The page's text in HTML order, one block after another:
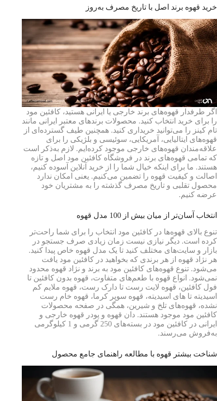
خرید قهوه برند اصل با تاریخ مصرف به‌روز
اگر طرفدار قهوه‌های برند خارجی یا ایرانی هستید، کافئین مود
را برای خرید انتخاب کنید. محصولات برندهای معتبر ایرانی مانند
تام کینز را می‌توانید خریداری کنید. همچنین طیف گسترده‌ای از
قهوه‌های ایتالیایی، آمریکایی، سوئیسی و بلژیکی را برای
علاقه‌مندان قهوه‌های خارجی موجود کرده‌ایم. لازم به‌ذکر است
که تمامی قهوه‌های برند در فروشگاه کافئین مود اصل و تازه
هستند. ما برای اینکه خیال شما را از خرید آنلاین آسوده کنیم،
اصالت و کیفیت قهوه را تضمین می‌کنیم. یعنی امکان ندارد
محصول تقلبی و تاریخ مصرف گذشته را به مشتریان خود
عرضه کنیم.
انتخاب آسان‌تر از میان بیش از 100 مدل قهوه
تنوع بالای قهوه‌ها در کافئین مود انتخاب را برای شما راحت‌تر
کرده است. دیگر نیازی نیست زمان زیادی صرف جستجو در
بازار و سایت‌های مختلف کنید تا یک مدل قهوه خاص پیدا کنید.
هر نژاد قهوه از هر برندی که بخواهید در کافئین مود یافت
می‌شود. تنوع قهوه‌های کافئین مود به برند و نژاد قهوه محدود
نمی‌شود. انواع قهوه با طعم‌های متفاوت، قهوه بدون کافئین تا
فول کافئین، قهوه لایت رست تا دارک رست، قهوه ملایم کم
اسیدیته تا های اسیدیته، قهوه سوپر کرما، قهوه خام رست
نشده، قهوه‌های تلخ و شیرین، همگی در صفحه محصولات
کافئین مود موجود هستند. دان قهوه و پودر قهوه خارجی و
ایرانی در کافئین مود در بسته‌های 250 گرمی و 1 کیلوگرمی
به‌فروش می‌رسند.
شناخت بیشتر قهوه با مطالعه راهنمای جامع محصول